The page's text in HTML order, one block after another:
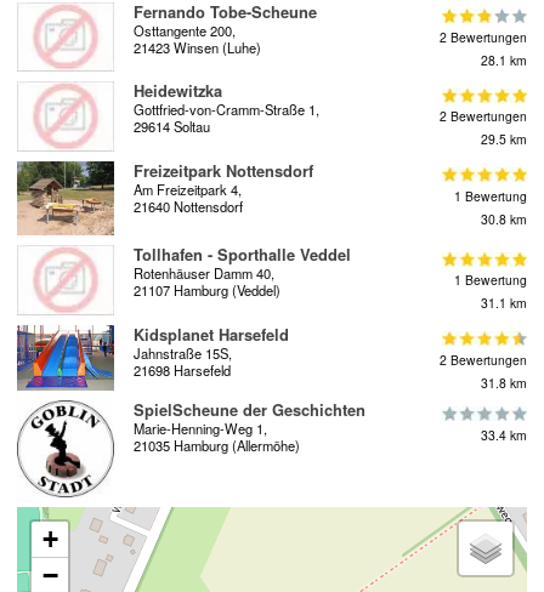
Fernando Tobe-Scheune
Osttangente 200,
21423 Winsen (Luhe)
2 Bewertungen
28.1 km
Heidewitzka
Gottfried-von-Cramm-Straße 1,
29614 Soltau
2 Bewertungen
29.5 km
Freizeitpark Nottensdorf
Am Freizeitpark 4,
21640 Nottensdorf
1 Bewertung
30.8 km
Tollhafen - Sporthalle Veddel
Rotenhäuser Damm 40,
21107 Hamburg (Veddel)
1 Bewertung
31.1 km
Kidsplanet Harsefeld
Jahnstraße 15S,
21698 Harsefeld
2 Bewertungen
31.8 km
SpielScheune der Geschichten
Marie-Henning-Weg 1,
21035 Hamburg (Allermöhe)
33.4 km
+
−